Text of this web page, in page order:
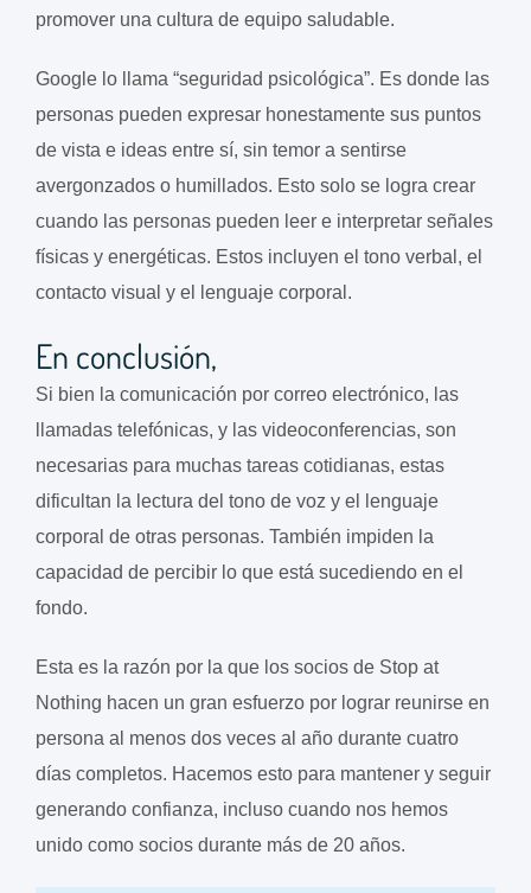
promover una cultura de equipo saludable.
Google lo llama “seguridad psicológica”. Es donde las
personas pueden expresar honestamente sus puntos
de vista e ideas entre sí, sin temor a sentirse
avergonzados o humillados. Esto solo se logra crear
cuando las personas pueden leer e interpretar señales
físicas y energéticas. Estos incluyen el tono verbal, el
contacto visual y el lenguaje corporal.
En conclusión,
Si bien la comunicación por correo electrónico, las
llamadas telefónicas, y las videoconferencias, son
necesarias para muchas tareas cotidianas, estas
dificultan la lectura del tono de voz y el lenguaje
corporal de otras personas. También impiden la
capacidad de percibir lo que está sucediendo en el
fondo.
Esta es la razón por la que los socios de Stop at
Nothing hacen un gran esfuerzo por lograr reunirse en
persona al menos dos veces al año durante cuatro
días completos. Hacemos esto para mantener y seguir
generando confianza, incluso cuando nos hemos
unido como socios durante más de 20 años.